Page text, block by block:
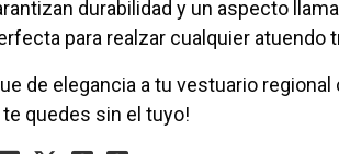
durabilidad y un aspecto
para realzar cualquier atuendo
de elegancia a tu vestuario
te quedes sin el tuyo!